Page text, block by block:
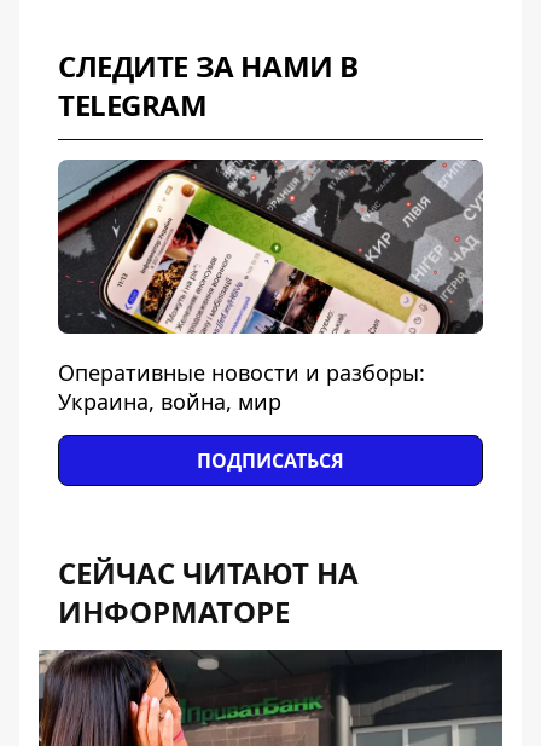
СЛЕДИТЕ ЗА НАМИ В
TELEGRAM
Оперативные новости и разборы:
Украина, война, мир
ПОДПИСАТЬСЯ
СЕЙЧАС ЧИТАЮТ НА
ИНФОРМАТОРЕ